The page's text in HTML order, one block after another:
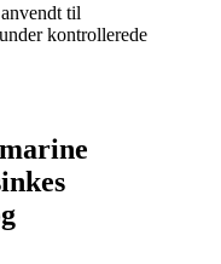
til
kontrollerede